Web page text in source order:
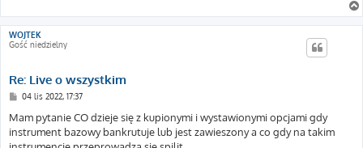
WOJTEK
Gość niedzielny
Re: Live o wszystkim
P
s
t
04 lis 2022, 17:37
Mam pytanie CO dzieje się z kupionymi i wystawionymi opcjami gdy
instrument bazowy bankrutuje lub jest zawieszony a co gdy na takim